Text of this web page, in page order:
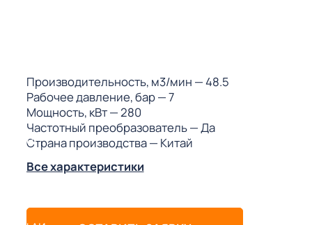
Производительность, м3/мин — 48.5
Рабочее давление, бар— 7
Мощность, кВт— 280
Частотный преобразователь— Да
Страна производства— Китай
Все характеристики
(МКС)